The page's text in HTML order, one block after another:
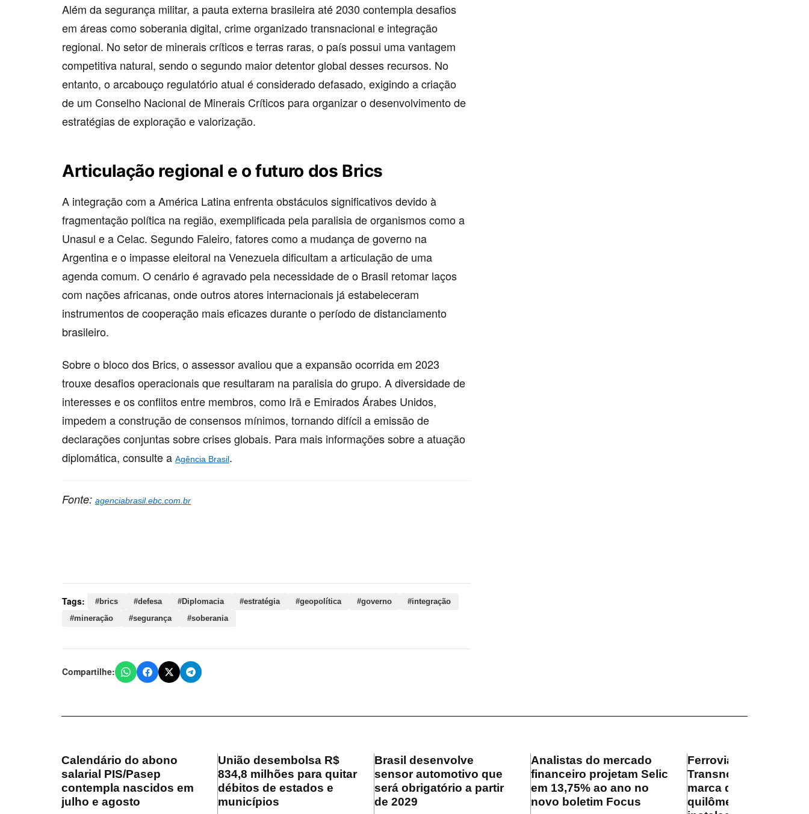
Além da segurança militar, a pauta externa brasileira até 2030 contempla desafios
em áreas como soberania digital, crime organizado transnacional e integração
regional. No setor de minerais críticos e terras raras, o país possui uma vantagem
competitiva natural, sendo o segundo maior detentor global desses recursos. No
entanto, o arcabouço regulatório atual é considerado defasado, exigindo a criação
de um Conselho Nacional de Minerais Críticos para organizar o desenvolvimento de
estratégias de exploração e valorização.
Articulação regional e o futuro dos Brics
A integração com a América Latina enfrenta obstáculos significativos devido à
fragmentação política na região, exemplificada pela paralisia de organismos como a
Unasul e a Celac. Segundo Faleiro, fatores como a mudança de governo na
Argentina e o impasse eleitoral na Venezuela dificultam a articulação de uma
agenda comum. O cenário é agravado pela necessidade de o Brasil retomar laços
com nações africanas, onde outros atores internacionais já estabeleceram
instrumentos de cooperação mais eficazes durante o período de distanciamento
brasileiro.
Sobre o bloco dos Brics, o assessor avaliou que a expansão ocorrida em 2023
trouxe desafios operacionais que resultaram na paralisia do grupo. A diversidade de
interesses e os conflitos entre membros, como Irã e Emirados Árabes Unidos,
impedem a construção de consensos mínimos, tornando difícil a emissão de
declarações conjuntas sobre crises globais. Para mais informações sobre a atuação
diplomática, consulte a Agência Brasil.
Fonte: agenciabrasil.ebc.com.br
Tags: #brics #defesa #Diplomacia #estratégia #geopolítica #governo
#integração
#mineração
#segurança #soberania
Compartilhe:
Calendário do abono
salarial PIS/Pasep
contempla nascidos em
julho e agosto
União desembolsa R$
834,8 milhões para quitar
débitos de estados e
municípios
Brasil desenvolve
sensor automotivo que
será obrigatório a partir
de 2029
Analistas do mercado
financeiro projetam Selic
em 13,75% ao ano no
novo boletim Focus
Ferrovia
Transnordestina
marca de 100
quilômetros de trilhos